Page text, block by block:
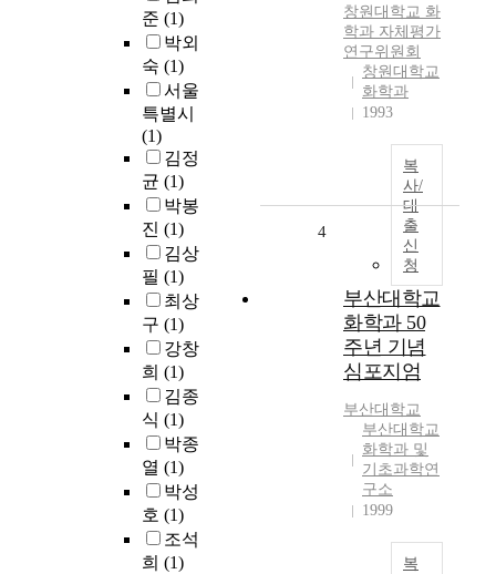
준 (1)
박외
숙 (1)
서울
특별시
(1)
김정
균 (1)
박봉
진 (1)
김상
필 (1)
최상
구 (1)
강창
희 (1)
김종
식 (1)
박종
열 (1)
박성
호 (1)
조석
희 (1)
창원대학교 화
학과 자체평가
연구위원회
창원대학교
화학과
1993
복
사/
대
출
신
청
4
부산대학교
화학과 50
주년 기념
심포지엄
부산대학교
부산대학교
화학과 및
기초과학연
구소
1999
복